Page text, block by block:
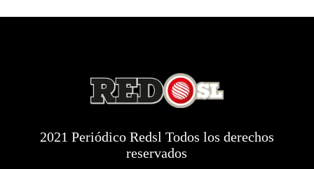
2021 Periódico Redsl Todos los derechos
reservados